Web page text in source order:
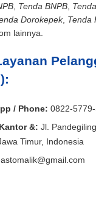
Tenda BNPB
Dorokepek, Tenda
lainnya.
/ Phone: 0822-
&: Jl.
Timur, Indonesia